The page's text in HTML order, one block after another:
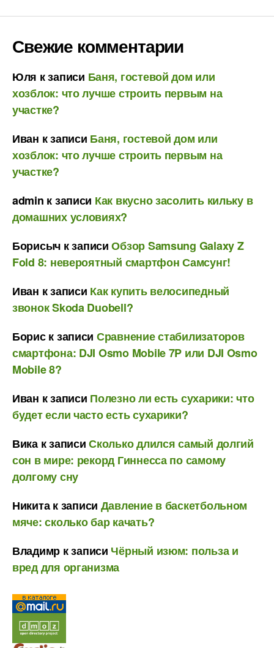
Свежие комментарии
Юля к записи Баня, гостевой дом или
хозблок: что лучше строить первым на
участке?
Иван к записи Баня, гостевой дом или
хозблок: что лучше строить первым на
участке?
admin к записи Как вкусно засолить кильку в
домашних условиях?
Борисыч к записиОбзор Samsung Galaxy Z
Fold 8: невероятный смартфон Самсунг!
Иван к записи Как купить велосипедный
звонок Skoda Duobell?
Бориск записи Сравнение стабилизаторов
смартфона: DJI Osmo Mobile 7P или DJI Osmo
Mobile 8?
Иван к записи Полезно ли есть сухарики: что
будет если часто есть сухарики?
Викак записиСколько длился самый долгий
сон в мире: рекорд Гиннесса по самому
долгому сну
Никитак записи Давление в баскетбольном
мяче: сколько бар качать?
Владимр к записи Чёрный изюм: польза и
вред для организма